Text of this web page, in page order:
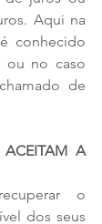
Aqui na
conhecido
ou no caso
de
ACEITAM A
o
dos seus